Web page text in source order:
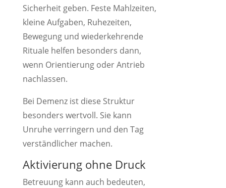
Sicherheit geben. Feste Mahlzeiten,
kleine Aufgaben, Ruhezeiten,
Bewegung und wiederkehrende
Rituale helfen besonders dann,
wenn Orientierung oder Antrieb
nachlassen.
Bei Demenz ist diese Struktur
besonders wertvoll. Sie kann
Unruhe verringern und den Tag
verständlicher machen.
Aktivierung ohne Druck
Betreuung kann auch bedeuten,